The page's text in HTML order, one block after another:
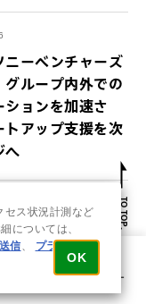
ニーベンチャーズ
ループ内外での
ションを加速さ
トアップ支援を次
へ
トプラ｜アソビで
くる――日本発の
マパークが切り拓
の新境地
メニュー
セス状況計測など
については、
信、
プライバシ
OK